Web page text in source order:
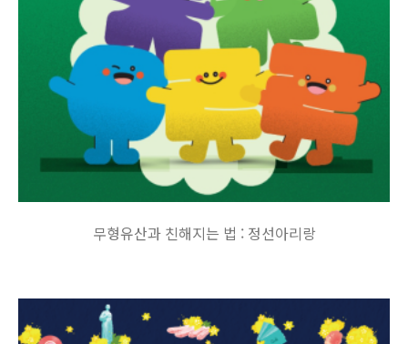
무형유산과 친해지는 법 : 정선아리랑